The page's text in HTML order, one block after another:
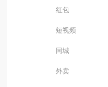
红包
短视频
同城
外卖